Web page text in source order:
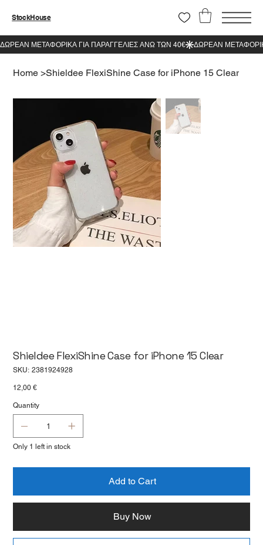
StockHouse
Home >Shieldee FlexiShine Case for iPhone 15 Clear
Shieldee FlexiShine Case for iPhone 15 Clear
SKU: SKU
2381924928
Price
12,00 €
Quantity
Only 1 left in stock
Add to Cart
Buy Now